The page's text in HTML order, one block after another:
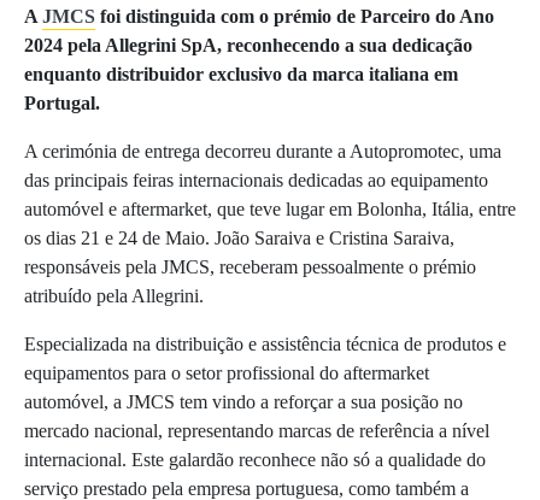
A JMCS foi distinguida com o prémio de Parceiro do Ano
2024 pela Allegrini SpA, reconhecendo a sua dedicação
enquanto distribuidor exclusivo da marca italiana em
Portugal.
A cerimónia de entrega decorreu durante a Autopromotec, uma
das principais feiras internacionais dedicadas ao equipamento
automóvel e aftermarket, que teve lugar em Bolonha, Itália, entre
os dias 21 e 24 de Maio. João Saraiva e Cristina Saraiva,
responsáveis pela JMCS, receberam pessoalmente o prémio
atribuído pela Allegrini.
Especializada na distribuição e assistência técnica de produtos e
equipamentos para o setor profissional do aftermarket
automóvel, a JMCS tem vindo a reforçar a sua posição no
mercado nacional, representando marcas de referência a nível
internacional. Este galardão reconhece não só a qualidade do
serviço prestado pela empresa portuguesa, como também a